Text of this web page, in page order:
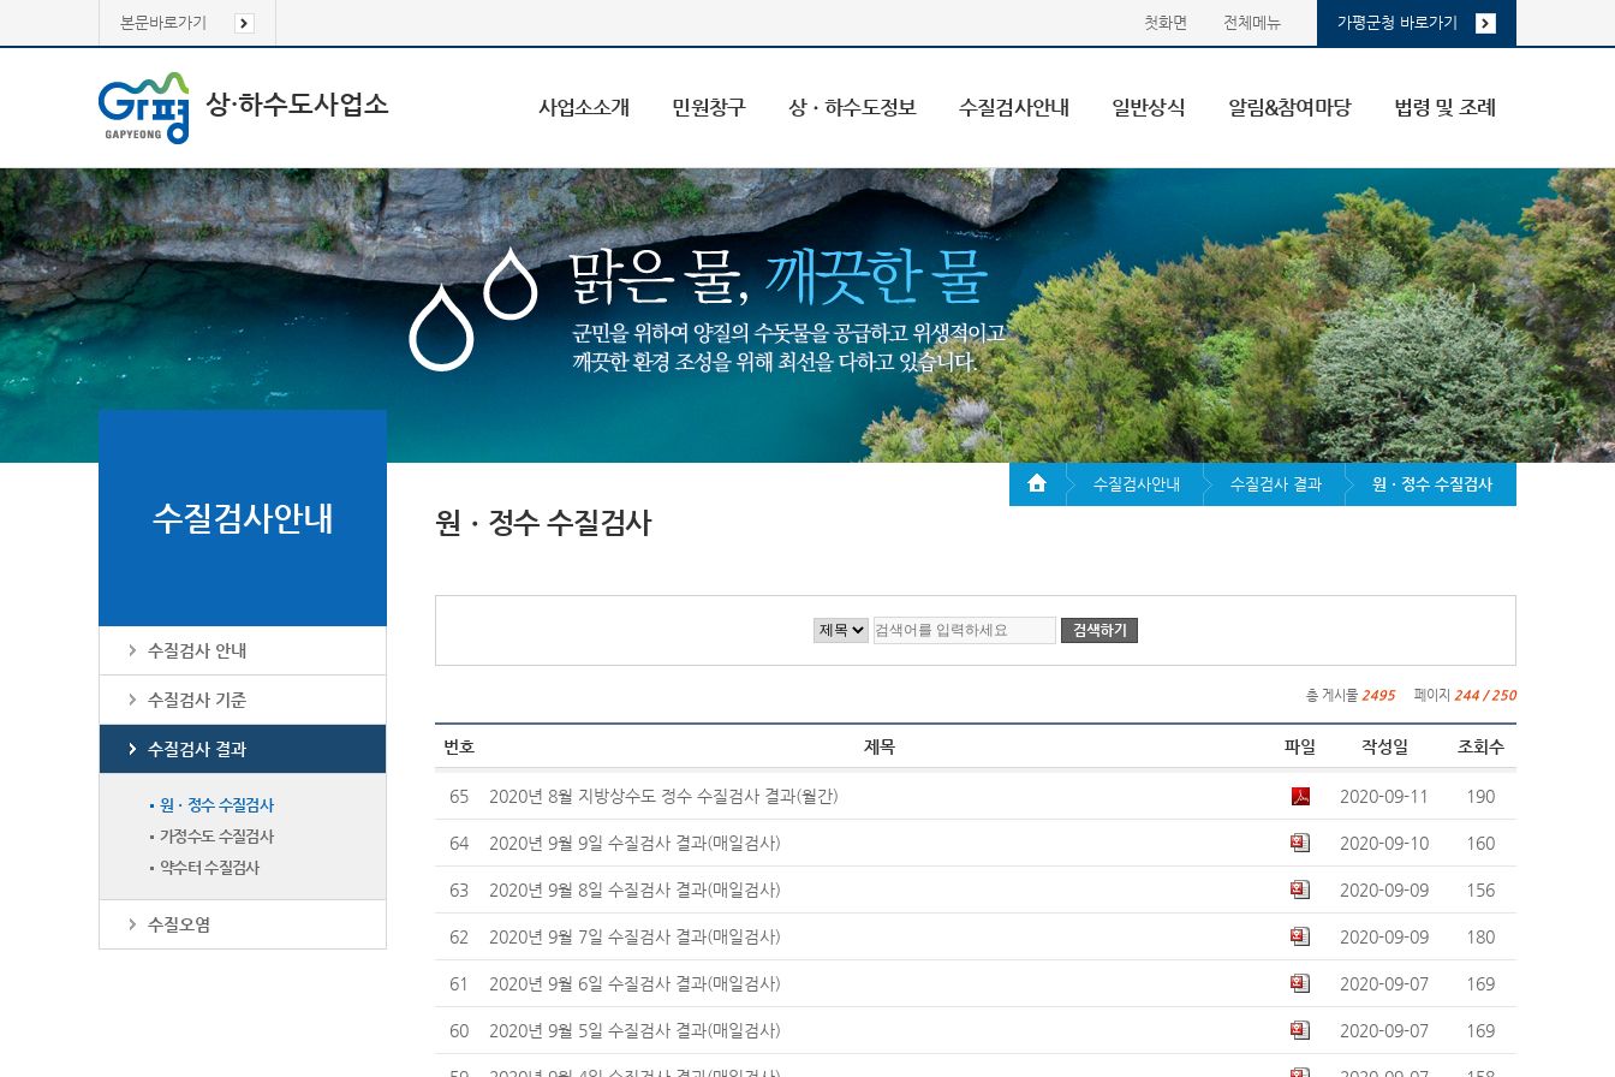
본문바로가기 첫화면 전체메뉴 가평군청 바로가기
상·하수도사업소 사업소소개 민원창구 상ㆍ하수도정보 수질검사안내 일반상식 알림&참여마당 법령 및 조례
수질검사안내
수질검사 안내
수질검사 기준
수질검사 결과
원ㆍ정수 수질검사
가정수도 수질검사
약수터 수질검사
수질오염
원ㆍ정수 수질검사
수질검사안내 수질검사 결과 원ㆍ정수 수질검사
총 게시물 2495 페이지 244 / 250
번호 제목 파일 작성일 조회수
65 2020년 8월 지방상수도 정수 수질검사 결과(월간) 2020-09-11 190
64 2020년 9월 9일 수질검사 결과(매일검사) 2020-09-10 160
63 2020년 9월 8일 수질검사 결과(매일검사) 2020-09-09 156
62 2020년 9월 7일 수질검사 결과(매일검사) 2020-09-09 180
61 2020년 9월 6일 수질검사 결과(매일검사) 2020-09-07 169
60 2020년 9월 5일 수질검사 결과(매일검사) 2020-09-07 169